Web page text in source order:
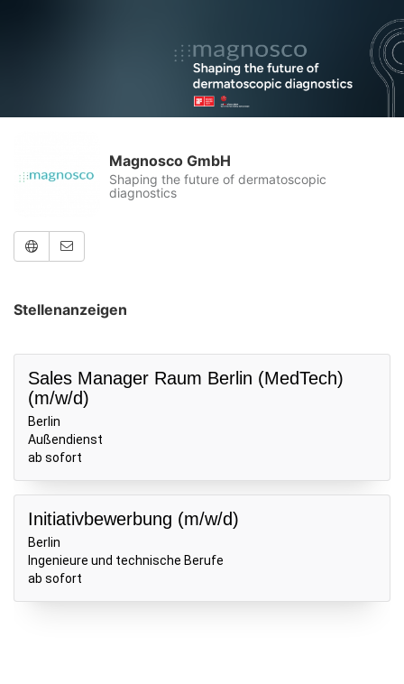
Magnosco GmbH
Shaping the future of dermatoscopic
diagnostics
Stellenanzeigen